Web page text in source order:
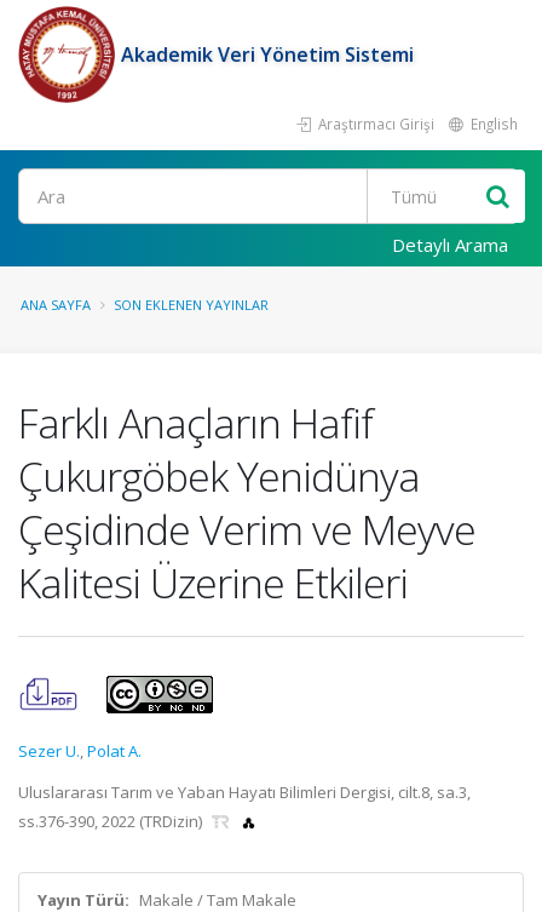
Akademik Veri Yönetim Sistemi
Araştırmacı Girişi English
Ara
Detaylı Arama
ANA SAYFA SON EKLENEN YAYINLAR
Farklı Anaçların Hafif
Çukurgöbek Yenidünya
Çeşidinde Verim ve Meyve
Kalitesi Üzerine Etkileri
Sezer U.,Polat A.
Uluslararası Tarım ve Yaban Hayatı Bilimleri Dergisi, cilt.8, sa.3,
ss.376-390, 2022 (TRDizin)
Yayın Türü: Makale / Tam Makale